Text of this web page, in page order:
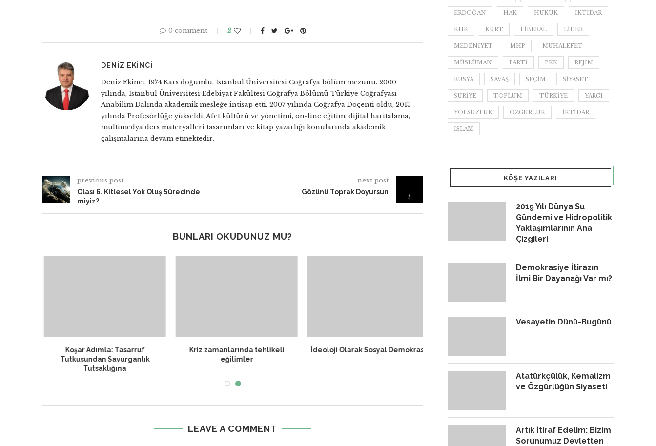
0 comment 2
DENIZ EKINCI
Deniz Ekinci, 1974 Kars doğumlu, İstanbul Üniversitesi Coğrafya bölüm mezunu. 2000
yılında, İstanbul Üniversitesi Edebiyat Fakültesi Coğrafya Bölümü Türkiye Coğrafyası
Anabilim Dalında akademik mesleğe intisap etti. 2007 yılında Coğrafya Doçenti oldu, 2013
yılında Profesörlüğe yükseldi. Afet kültürü ve yönetimi, on-line eğitim, dijital haritalama,
multimedya ders materyalleri tasarımları ve kitap yazarlığı konularında akademik
çalışmalarına devam etmektedir.
previous post
Olası 6. Kitlesel Yok Oluş Sürecinde
miyiz?
next post
Gözünü Toprak Doyursun
BUNLARI OKUDUNUZ MU?
Koşar Adımla: Tasarruf
Tutkusundan Savurganlık
Tutsaklığına
Kriz zamanlarında tehlikeli
eğilimler
İdeoloji Olarak Sosyal Demokrasi
LEAVE A COMMENT
ERDOĞAN HAK HUKUK IKTIDAR
KHK KÜRT LIBERAL LIDER
MEDENIYET MHP MUHALEFET
MÜSLÜMAN PARTI PKK REJIM
RUSYA SAVAŞ SEÇIM SIYASET
SURIYE TOPLUM TÜRKIYE YARGI
YOLSUZLUK ÖZGÜRLÜK İKTIDAR
İSLAM
KÖŞE YAZILARI
2019 Yılı Dünya Su
Gündemi ve Hidropolitik
Yaklaşımlarının Ana
Çizgileri
Demokrasiye İtirazın
İlmi Bir Dayanağı Var mı?
Vesayetin Dünü-Bugünü
Atatürkçülük, Kemalizm
ve Özgürlüğün Siyaseti
Artık İtiraf Edelim: Bizim
Sorunumuz Devletten